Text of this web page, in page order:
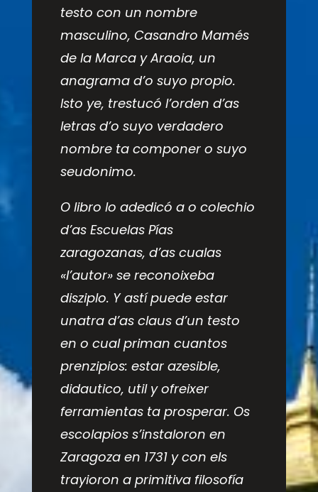
testo con un nombre
masculino, Casandro Mamés
de la Marca y Araoia, un
anagrama d’o suyo propio.
Isto ye, trestucó l’orden d’as
letras d’o suyo verdadero
nombre ta componer o suyo
seudonimo.
O libro lo adedicó a o colechio
d’as Escuelas Pías
zaragozanas, d’as cualas
«l’autor» se reconoixeba
disziplo. Y astí puede estar
unatra d’as claus d’un testo
en o cual priman cuantos
prenzipios: estar azesible,
didautico, util y ofreixer
ferramientas ta prosperar. Os
escolapios s’instaloron en
Zaragoza en 1731 y con els
trayioron a primitiva filosofía